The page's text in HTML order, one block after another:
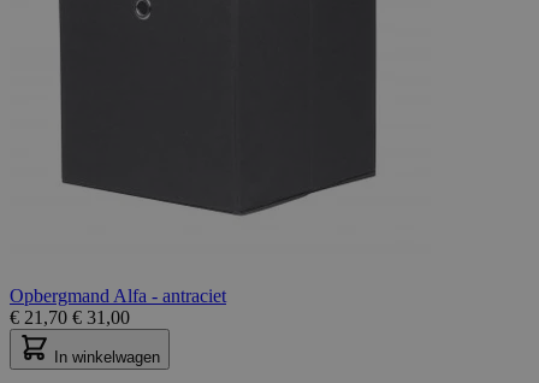
Opbergmand Alfa - antraciet
€ 21,70 € 31,00
In winkelwagen